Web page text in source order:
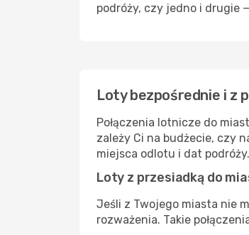
podróży, czy jedno i drugie
Loty bezpośrednie i z
Połączenia lotnicze do
zależy Ci na budżecie, czy
miejsca odlotu i dat podróży.
Loty z przesiadką do
Jeśli z Twojego miasta nie
rozważenia. Takie